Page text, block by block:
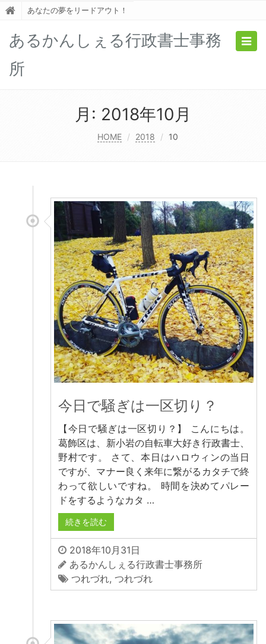
あなたの夢をリードアウト！
あるかんしぇる行政書士事務
所
月: 2018年10月
HOME 2018 10
今日で騒ぎは一区切り？
【今日で騒ぎは一区切り？】 こんにちは。
葛飾区は、新小岩の自転車大好き行政書士、
野村です。 さて、本日はハロウィンの当日
ですが、マナー良く来年に繋がるカタチで終
わって欲しいですね。 時間を決めてパレー
ドをするようなカタ …
続きを読む
2018年10月31日
あるかんしぇる行政書士事務所
つれづれ, つれづれ